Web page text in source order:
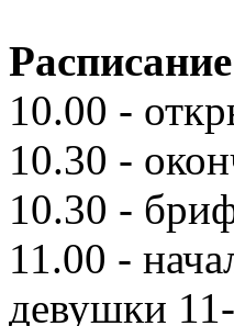
10.00 -
10.30 -
10.30 -
11.00 -
девушки